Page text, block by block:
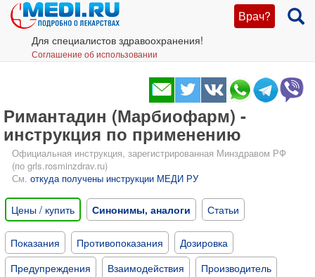
Врач?
Для специалистов здравоохранения!
Соглашение об использовании
Римантадин (Марбиофарм) -
инструкция по применению
Официальная инструкция, зарегистрированная Минздравом РФ
(по grls.rosminzdrav.ru)
См. откуда получены инструкции МЕДИ РУ
Цены / купить Синонимы, аналоги Статьи
Показания Противопоказания
Дозировка
Предупреждения
Взаимодействия Производитель